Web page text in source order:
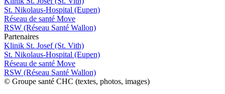
St. Nikolaus-Hospital (Eupen)
Réseau de santé Move
RSW (Réseau Santé Wallon)
Partenaires
Klinik St. Josef (St. Vith)
St. Nikolaus-Hospital (Eupen)
Réseau de santé Move
RSW (Réseau Santé Wallon)
© Groupe santé CHC (textes, photos, images)